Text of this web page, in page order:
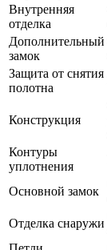
Внутренняя
отделка
Дополнительный
замок
Защита от снятия
полотна
Конструкция
Контуры
уплотнения
Основной замок
Отделка снаружи